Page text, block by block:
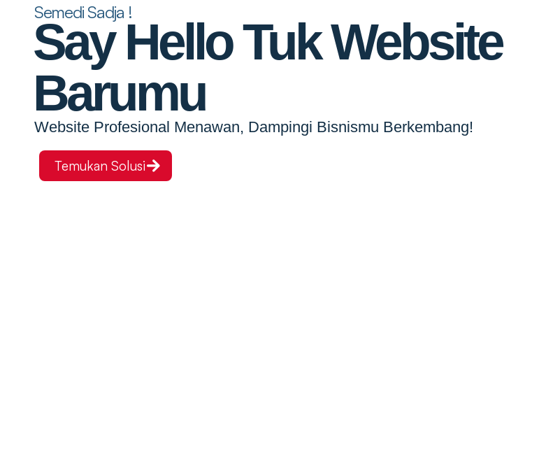
Semedi Sadja !
Say Hello Tuk Website
Barumu
Website Profesional Menawan, Dampingi Bisnismu Berkembang!
Temukan Solusi